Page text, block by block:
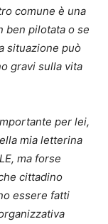
comune è una
ben pilotata o se
situazione può
gravi sulla vita
per lei,
mia letterina
ma forse
cittadino
essere fatti